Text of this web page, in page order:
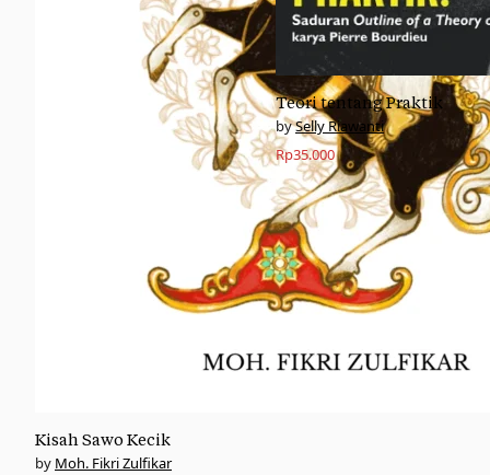
Kisah Sawo Kecik
Moh. Fikri Zulfikar
Teori tentang Praktik
Selly Riawanti
Rp35.000